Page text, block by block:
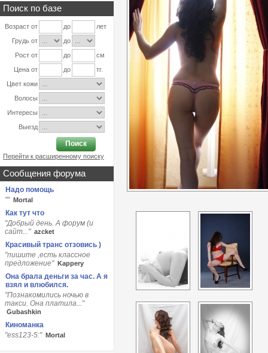
Поиск по базе
Возраст от до
лет
Грудь от
до
Рост от
до
см
Цена от
до
тг.
Цвет кожи
Волосы
Интересы
Выезд
Поиск
Перейти к расширенному поиску
Сообщения форума
Надо помощь
"" Мortаl
Как тут что
"Добрый день. А форум (и
сайт..." azcket
Красивый транс отзовись )
"пишите ,есть классное
предложение" Kappery
Она брала деньги за час. А я
взял и влюбился.
"Познакомились ночью в
такси. Она платила..."
Gubashkin
Киноманка
"ess123-5:" Мortаl